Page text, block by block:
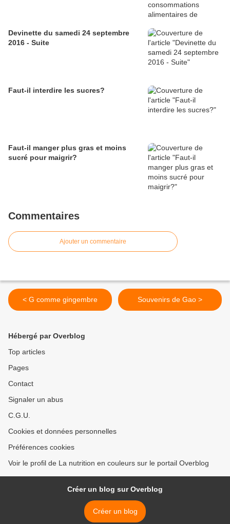
Devinette du samedi 24 septembre
2016 - Suite
Faut-il interdire les sucres?
Faut-il manger plus gras et moins
sucré pour maigrir?
Commentaires
Ajouter un commentaire
< G comme gingembre Souvenirs de Gao >
Hébergé par Overblog
Top articles
Pages
Contact
Signaler un abus
C.G.U.
Cookies et données personnelles
Préférences cookies
Voir le profil de La nutrition en couleurs sur le portail Overblog
Créer un blog sur Overblog
Créer un blog